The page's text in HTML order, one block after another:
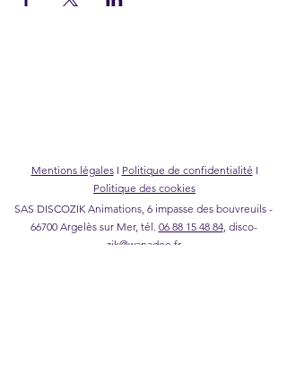
Mentions légalesI Politique de confidentialité I
Politique des cookies
SAS DISCOZIK Animations, 6 impasse des bouvreuils -
66700 Argelès sur Mer, tél. 06 88 15 48 84, disco-
zik@wanadoo.fr